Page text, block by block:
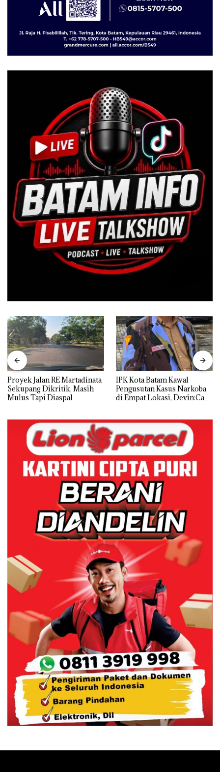
Proyek Jalan RE Martadinata
Sekupang Dikritik, Masih
Mulus Tapi Diaspal
IPK Kota Batam Kawal
Pengusutan Kasus Narkoba
di Empat Lokasi, Devin:Cari